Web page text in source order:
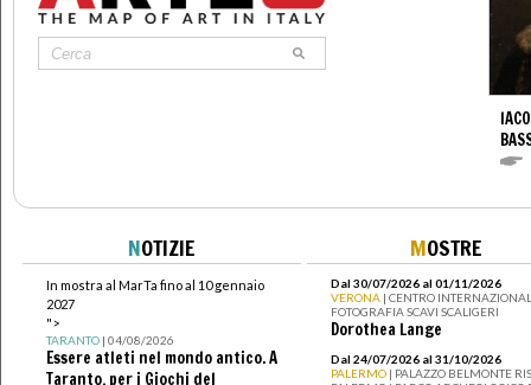
NOTIZIE
In mostra al MarTa fino al 10 gennaio
2027
">
TARANTO| 04/08/2026
Essere atleti nel mondo antico. A
Taranto, per i Giochi del
MOSTRE
Dal 30/07/2026 al 01/11/2026
VERONA | CENTRO
FOTOGRAFIA SCAVI SCALIGERI
Dorothea Lange
Dal 24/07/2026 al 31/10/2026
PALERMO | PALAZZO BELMONTE